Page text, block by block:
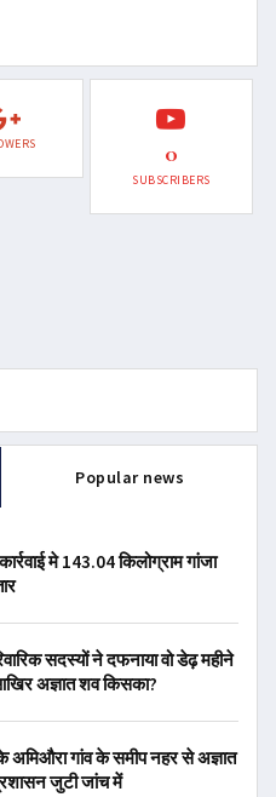
0
SUBSCRIBERS
Popular news
मे 143.04 किलोग्राम गांजा
सदस्यों ने दफनाया वो डेढ़ महीने
अज्ञात शव किसका?
अमिऔरा गांव के समीप नहर से अज्ञात
जुटी जांच में